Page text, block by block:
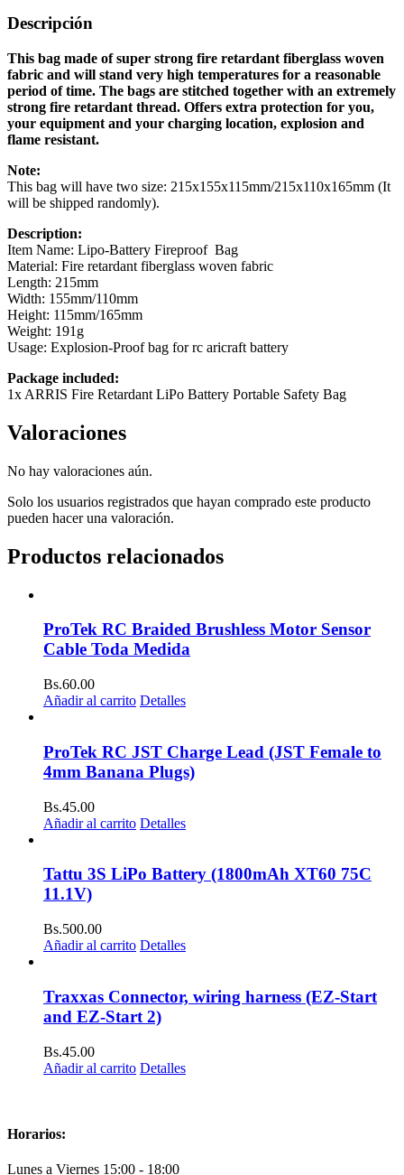
Descripción
This bag made of super strong fire retardant fiberglass woven
fabric and will stand very high temperatures for a reasonable
period of time. The bags are stitched together with an extremely
strong fire retardant thread. Offers extra protection for you,
your equipment and your charging location, explosion and
flame resistant.
Note:
This bag will have two size: 215x155x115mm/215x110x165mm (It
will be shipped randomly).
Description:
Item Name: Lipo-Battery Fireproof Bag
Material: Fire retardant fiberglass woven fabric
Length: 215mm
Width: 155mm/110mm
Height: 115mm/165mm
Weight: 191g
Usage: Explosion-Proof bag for rc aricraft battery
Package included:
1x ARRIS Fire Retardant LiPo Battery Portable Safety Bag
Valoraciones
No hay valoraciones aún.
Solo los usuarios registrados que hayan comprado este producto
pueden hacer una valoración.
Productos relacionados
ProTek RC Braided Brushless Motor Sensor
Cable Toda Medida
Bs.60.00
Añadir al carrito Detalles
ProTek RC JST Charge Lead (JST Female to
4mm Banana Plugs)
Bs.45.00
Añadir al carrito Detalles
Tattu 3S LiPo Battery (1800mAh XT60 75C
11.1V)
Bs.500.00
Añadir al carrito Detalles
Traxxas Connector, wiring harness (EZ-Start
and EZ-Start 2)
Bs.45.00
Añadir al carrito Detalles
Horarios:
Lunes a Viernes 15:00 - 18:00